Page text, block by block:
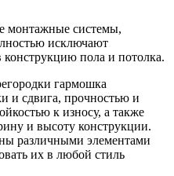
монтажные системы,
исключают
конструкцию пола и потолка.
гармошка
и сдвига, прочностью и
к износу, а также
и высоту конструкции.
различными элементами
их в любой стиль